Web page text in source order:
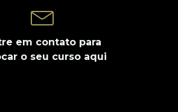
em contato para
o seu curso aqui